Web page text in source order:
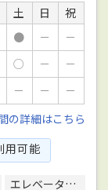
土 日
祝
● －
－
○ －
－
－ －
－
の詳細はこちら
用可能
エレベーターあり